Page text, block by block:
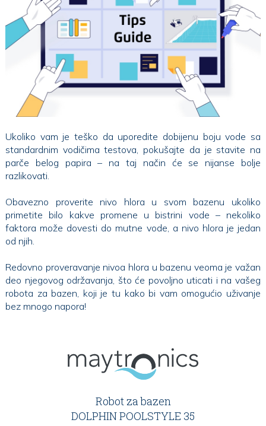
Ukoliko vam je teško da uporedite dobijenu boju vode sa
standardnim vodičima testova, pokušajte da je stavite na
parče belog papira – na taj način će se nijanse bolje
razlikovati.
Obavezno proverite nivo hlora u svom bazenu ukoliko
primetite bilo kakve promene u bistrini vode – nekoliko
faktora može dovesti do mutne vode, a nivo hlora je jedan
od njih.
Redovno proveravanje nivoa hlora u bazenu veoma je važan
deo njegovog održavanja, što će povoljno uticati i na vašeg
robota za bazen, koji je tu kako bi vam omogućio uživanje
bez mnogo napora!
Robot za bazen
DOLPHIN POOLSTYLE 35